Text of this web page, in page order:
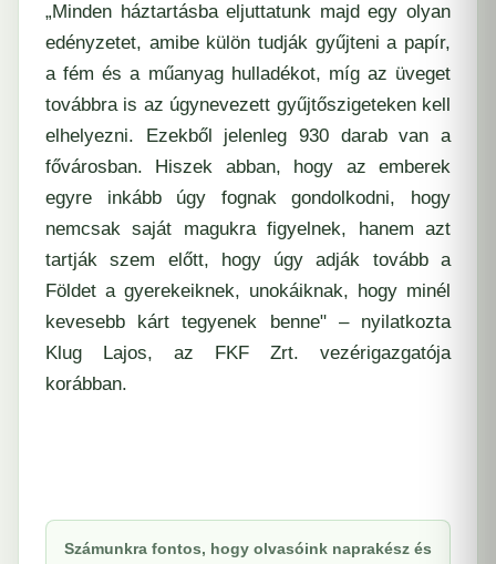
„Minden háztartásba eljuttatunk majd egy olyan
edényzetet, amibe külön tudják gyűjteni a papír,
a fém és a műanyag hulladékot, míg az üveget
továbbra is az úgynevezett gyűjtőszigeteken kell
elhelyezni. Ezekből jelenleg 930 darab van a
fővárosban. Hiszek abban, hogy az emberek
egyre inkább úgy fognak gondolkodni, hogy
nemcsak saját magukra figyelnek, hanem azt
tartják szem előtt, hogy úgy adják tovább a
Földet a gyerekeiknek, unokáiknak, hogy minél
kevesebb kárt tegyenek benne" – nyilatkozta
Klug Lajos, az FKF Zrt. vezérigazgatója
korábban.
Számunkra fontos, hogy olvasóink naprakész és